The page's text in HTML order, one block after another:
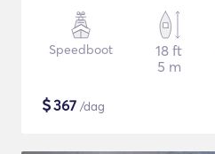
Speedboot
18 ft
5 m
$367 /dag